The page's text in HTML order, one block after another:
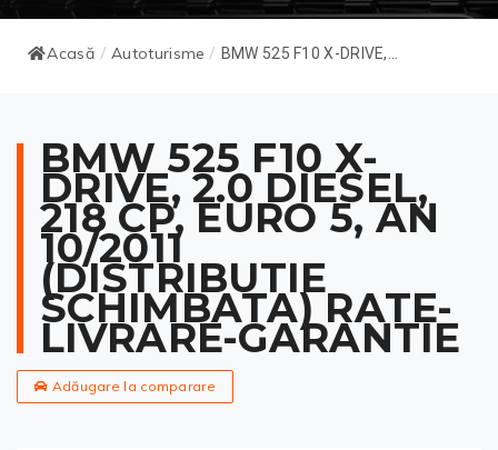
Acasă / Autoturisme / BMW 525 F10 X-DRIVE,...
BMW 525 F10 X-
DRIVE, 2.0 DIESEL,
218 CP, EURO 5, AN
10/2011
(DISTRIBUTIE
SCHIMBATA) RATE-
LIVRARE-GARANTIE
Adăugare la comparare